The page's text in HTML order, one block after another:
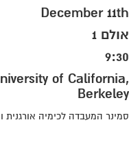
December 11th
אולם 1
9:30
of California,
Berkeley
סמינר המעבדה לכימיה אורגנית